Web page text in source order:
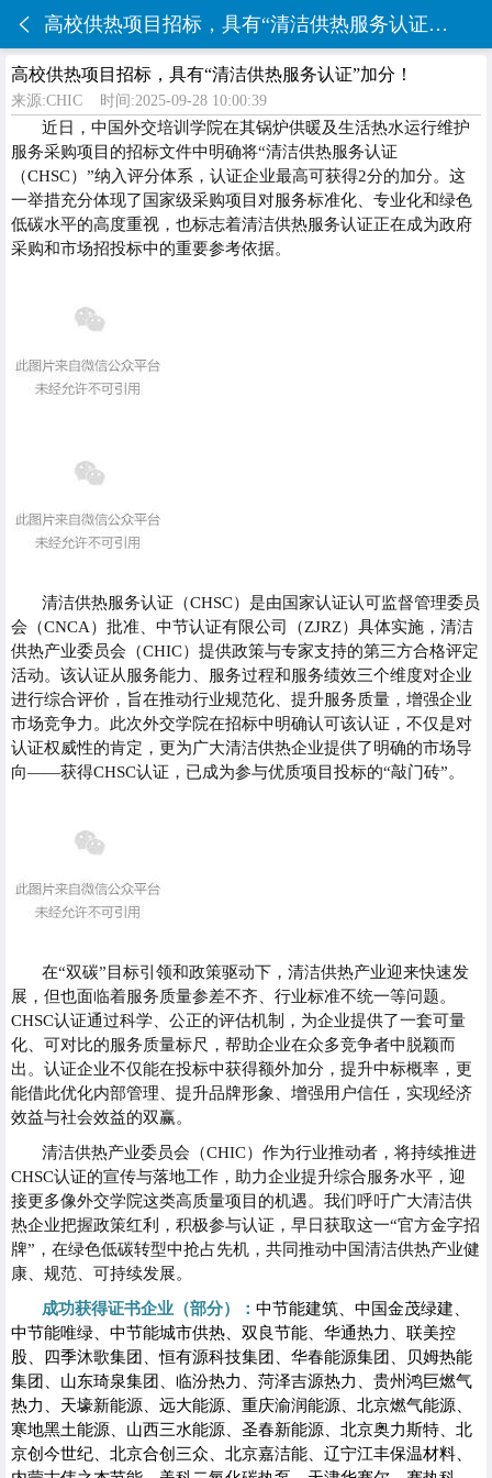
高校供热项目招标，具有“清洁供热服务认证”加分！
高校供热项目招标，具有“清洁供热服务认证”加分！
来源:CHIC 时间:2025-09-28 10:00:39
近日，中国外交培训学院在其锅炉供暖及生活热水运行维护
服务采购项目的招标文件中明确将“清洁供热服务认证
（CHSC）”纳入评分体系，认证企业最高可获得2分的加分。这
一举措充分体现了国家级采购项目对服务标准化、专业化和绿色
低碳水平的高度重视，也标志着清洁供热服务认证正在成为政府
采购和市场招投标中的重要参考依据。
清洁供热服务认证（CHSC）是由国家认证认可监督管理委员
会（CNCA）批准、中节认证有限公司（ZJRZ）具体实施，清洁
供热产业委员会（CHIC）提供政策与专家支持的第三方合格评定
活动。该认证从服务能力、服务过程和服务绩效三个维度对企业
进行综合评价，旨在推动行业规范化、提升服务质量，增强企业
市场竞争力。此次外交学院在招标中明确认可该认证，不仅是对
认证权威性的肯定，更为广大清洁供热企业提供了明确的市场导
向——获得CHSC认证，已成为参与优质项目投标的“敲门砖”。
在“双碳”目标引领和政策驱动下，清洁供热产业迎来快速发
展，但也面临着服务质量参差不齐、行业标准不统一等问题。
CHSC认证通过科学、公正的评估机制，为企业提供了一套可量
化、可对比的服务质量标尺，帮助企业在众多竞争者中脱颖而
出。认证企业不仅能在投标中获得额外加分，提升中标概率，更
能借此优化内部管理、提升品牌形象、增强用户信任，实现经济
效益与社会效益的双赢。
清洁供热产业委员会（CHIC）作为行业推动者，将持续推进
CHSC认证的宣传与落地工作，助力企业提升综合服务水平，迎
接更多像外交学院这类高质量项目的机遇。我们呼吁广大清洁供
热企业把握政策红利，积极参与认证，早日获取这一“官方金字招
牌”，在绿色低碳转型中抢占先机，共同推动中国清洁供热产业健
康、规范、可持续发展。
成功获得证书企业（部分）： 中节能建筑、中国金茂绿建、
中节能唯绿、中节能城市供热、双良节能、华通热力、联美控
股、
四季沐歌集团
、恒有源科技集团、华春能源集团、贝姆热能
集团、山东琦泉集团、临汾热力、菏泽吉源热力、贵州鸿巨燃气
热力、天壕新能源、远大能源、重庆渝润能源、北京燃气能源、
寒地黑土能源、山西三水能源、圣春新能源、北京奥力斯特、北
京创今世纪、北京合创三众、北京嘉洁能、辽宁江丰保温材料、